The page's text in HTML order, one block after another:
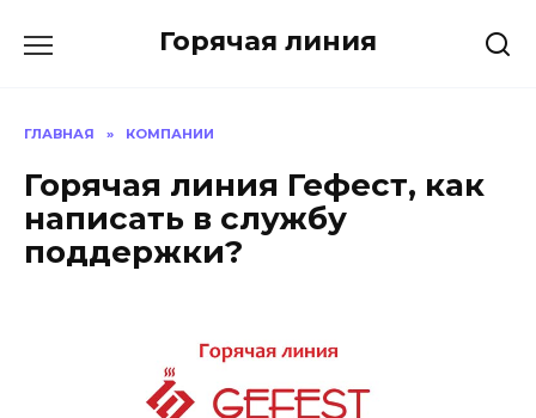
Горячая линия
ГЛАВНАЯ » КОМПАНИИ
Горячая линия Гефест, как
написать в службу
поддержки?